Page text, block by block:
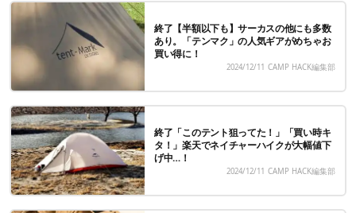
終了【半額以下も】サーカスの他にも多数
あり。「テンマク」の人気ギアがめちゃお
買い得に！
2024/12/11 CAMP HACK編集部
終了「このテント狙ってた！」「買い時キ
タ！」楽天でネイチャーハイクが大幅値下
げ中…！
2024/12/11 CAMP HACK編集部